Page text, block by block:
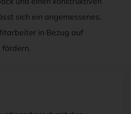
sich ein angemessenes,
in Bezug auf